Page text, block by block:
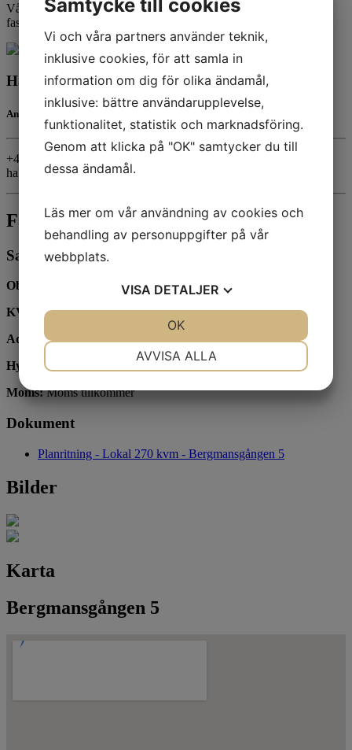
Våra mäklare är registrerade och godkända hos
fastighetsmäklarinspektionen och medlemmar i Mäklarsamfundet.
Hakan Demir
Ansvarig mäklare
+46705-53 53 62
hakan@hmaklare.se
Fakta
Sammanfattning
Objektstyp:
KVM:
270
Adress:Bergmansgången 5
Hyra:
24 916 kr/mån
Moms:Moms tillkommer
Dokument
Planritning - Lokal 270 kvm - Bergmansgången 5
Bilder
Karta
Bergmansgången 5
Samtycke till cookies
Vi och våra partners använder teknik,
inklusive cookies, för att samla in
information om dig för olika ändamål,
inklusive: bättre användarupplevelse,
funktionalitet, statistik och marknadsföring.
Genom att klicka på "OK" samtycker du till
dessa ändamål.
Läs mer om vår användning av cookies och
behandling av personuppgifter på vår
webbplats.
VISA DETALJER
AVVISA ALLA
OK